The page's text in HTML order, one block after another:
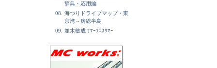
辞典・応用編
08.
海つりドライブマップ・東
京湾～房総半島
09.
並木敏成 ｻﾏｰﾌｪｽｻﾏｰ